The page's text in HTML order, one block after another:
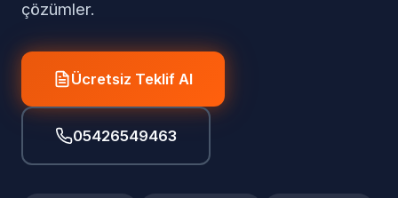
çözümler.
Ücretsiz Teklif Al
05426549463